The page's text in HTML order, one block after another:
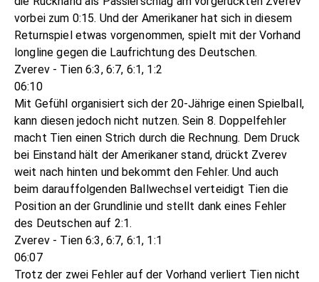
vorbei zum 0:15. Und der Amerikaner hat sich in diesem
Returnspiel etwas vorgenommen, spielt mit der Vorhand
longline gegen die Laufrichtung des Deutschen.
Zverev - Tien 6:3, 6:7, 6:1, 1:2
06:10
Mit Gefühl organisiert sich der 20-Jährige einen Spielball,
kann diesen jedoch nicht nutzen. Sein 8. Doppelfehler
macht Tien einen Strich durch die Rechnung. Dem Druck
bei Einstand hält der Amerikaner stand, drückt Zverev
weit nach hinten und bekommt den Fehler. Und auch
beim darauffolgenden Ballwechsel verteidigt Tien die
Position an der Grundlinie und stellt dank eines Fehler
des Deutschen auf 2:1.
Zverev - Tien 6:3, 6:7, 6:1, 1:1
06:07
Trotz der zwei Fehler auf der Vorhand verliert Tien nicht